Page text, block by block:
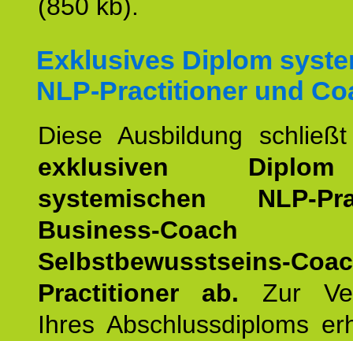
(850 kb).
Exklusives Diplom
NLP-Practitioner und
Diese Ausbildung
exklusiven
systemischen NLP-
Business-Coach
Selbstbewusstseins-
Practitioner ab. Zur
Ihres Abschlussdiploms